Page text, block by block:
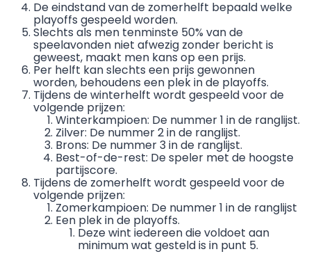
De eindstand van de zomerhelft bepaald welke
playoffs gespeeld worden.
Slechts als men tenminste 50% van de
speelavonden niet afwezig zonder bericht is
geweest, maakt men kans op een prijs.
Per helft kan slechts een prijs gewonnen
worden, behoudens een plek in de playoffs.
Tijdens de winterhelft wordt gespeeld voor de
volgende prijzen:
Winterkampioen: De nummer 1 in de ranglijst.
Zilver: De nummer 2 in de ranglijst.
Brons: De nummer 3 in de ranglijst.
Best-of-de-rest: De speler met de hoogste
partijscore.
Tijdens de zomerhelft wordt gespeeld voor de
volgende prijzen:
Zomerkampioen: De nummer 1 in de ranglijst
Een plek in de playoffs.
Deze wint iedereen die voldoet aan
minimum wat gesteld is in punt 5.